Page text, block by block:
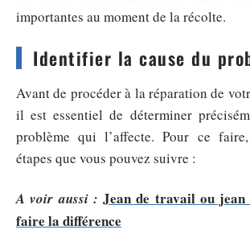
importantes au moment de la récolte.
Identifier la cause du
Avant de procéder à la réparation de
il est essentiel de déterminer
problème qui l’affecte. Pour ce
étapes que vous pouvez suivre :
A voir aussi : Jean de travail ou jean
faire la différence